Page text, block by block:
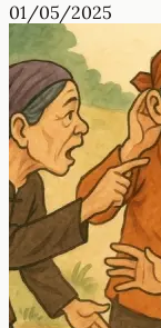
01/05/2025